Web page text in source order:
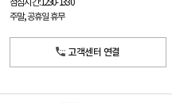
점심시간: 12:30 - 13:30
주말, 공휴일 휴무
고객센터 연결